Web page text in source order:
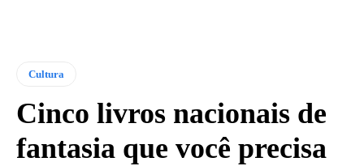
Cultura
Cinco livros nacionais de
fantasia que você precisa